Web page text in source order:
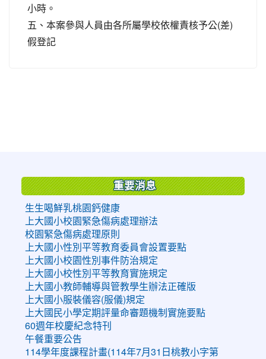
小時。
五、本案參與人員由各所屬學校依權責核予公(差)
假登記
重要消息
生生喝鮮乳桃園鈣健康
上大國小校園緊急傷病處理辦法
校園緊急傷病處理原則
上大國小性別平等教育委員會設置要點
上大國小校園性別事件防治規定
上大國小校性別平等教育實施規定
上大國小教師輔導與管教學生辦法正確版
上大國小服裝儀容(服儀)規定
上大國民小學定期評量命審題機制實施要點
60週年校慶紀念特刊
午餐重要公告
114學年度課程計畫(114年7月31日桃教小字第